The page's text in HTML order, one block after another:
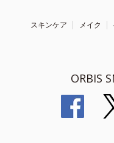
スキンケア メイク
ORBIS